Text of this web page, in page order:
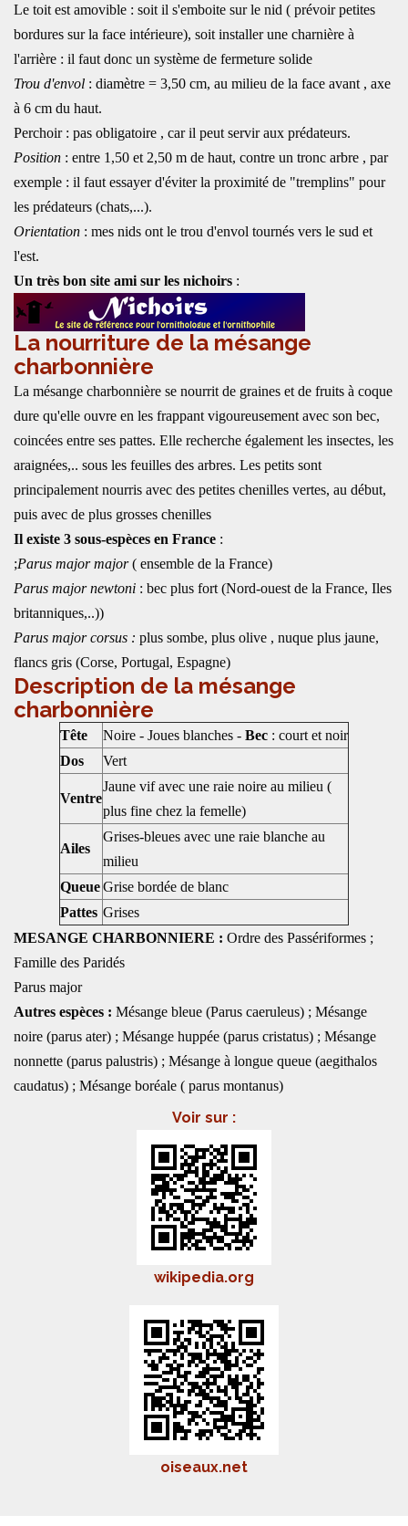
Le toit est amovible : soit il s'emboite sur le nid ( prévoir petites
bordures sur la face intérieure), soit installer une charnière à
l'arrière : il faut donc un système de fermeture solide
Trou d'envol : diamètre = 3,50 cm, au milieu de la face avant , axe
à 6 cm du haut.
Perchoir : pas obligatoire , car il peut servir aux prédateurs.
Position : entre 1,50 et 2,50 m de haut, contre un tronc arbre , par
exemple : il faut essayer d'éviter la proximité de "tremplins" pour
les prédateurs (chats,...).
Orientation : mes nids ont le trou d'envol tournés vers le sud et
l'est.
Un très bon site ami sur les nichoirs :
La nourriture de la mésange
charbonnière
La mésange charbonnière se nourrit de graines et de fruits à coque
dure qu'elle ouvre en les frappant vigoureusement avec son bec,
coincées entre ses pattes. Elle recherche également les insectes, les
araignées,.. sous les feuilles des arbres. Les petits sont
principalement nourris avec des petites chenilles vertes, au début,
puis avec de plus grosses chenilles
Il existe 3 sous-espèces en France :
;Parus major major( ensemble de la France)
Parus major newtoni : bec plus fort (Nord-ouest de la France, Iles
britanniques,..))
Parus major corsus : plus sombe, plus olive , nuque plus jaune,
flancs gris (Corse, Portugal, Espagne)
Description de la mésange
charbonnière
Tête Noire - Joues blanches - Bec : court et noir
Dos
Vert
Ventre
Jaune vif avec une raie noire au milieu (
plus fine chez la femelle)
Ailes
Grises-bleues avec une raie blanche au
milieu
QueueGrise bordée de blanc
Pattes Grises
MESANGE CHARBONNIERE : Ordre des Passériformes ;
Famille des Paridés
Parus major
Autres espèces : Mésange bleue (Parus caeruleus) ; Mésange
noire (parus ater) ; Mésange huppée (parus cristatus) ; Mésange
nonnette (parus palustris) ; Mésange à longue queue (aegithalos
caudatus) ; Mésange boréale ( parus montanus)
Voir sur :
wikipedia.org
oiseaux.net